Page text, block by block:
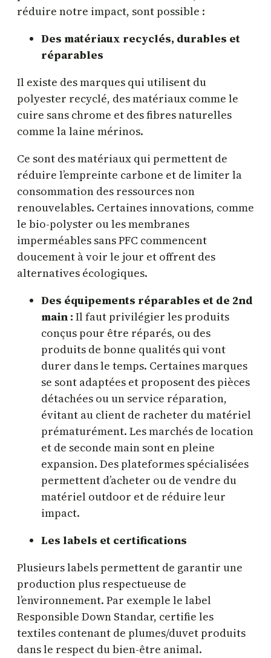
réduire notre impact, sont possible :
Des matériaux recyclés, durables et
réparables
Il existe des marques qui utilisent du
polyester recyclé, des matériaux comme le
cuire sans chrome et des fibres naturelles
comme la laine mérinos.
Ce sont des matériaux qui permettent de
réduire l’empreinte carbone et de limiter la
consommation des ressources non
renouvelables. Certaines innovations, comme
le bio-polyster ou les membranes
imperméables sans PFC commencent
doucement à voir le jour et offrent des
alternatives écologiques.
Des équipements réparables et de 2nd
main : Il faut privilégier les produits
conçus pour être réparés, ou des
produits de bonne qualités qui vont
durer dans le temps. Certaines marques
se sont adaptées et proposent des pièces
détachées ou un service réparation,
évitant au client de racheter du matériel
prématurément. Les marchés de location
et de seconde main sont en pleine
expansion. Des plateformes spécialisées
permettent d’acheter ou de vendre du
matériel outdoor et de réduire leur
impact.
Les labels et certifications
Plusieurs labels permettent de garantir une
production plus respectueuse de
l’environnement. Par exemple le label
Responsible Down Standar, certifie les
textiles contenant de plumes/duvet produits
dans le respect du bien-être animal.